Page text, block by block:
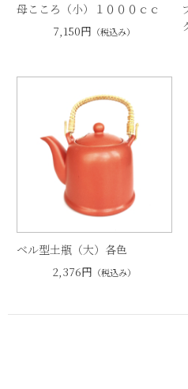
母こころ（小）１０００ｃｃ
7,150円 （税込み）
ベル型土瓶（大）各色
2,376円 （税込み）